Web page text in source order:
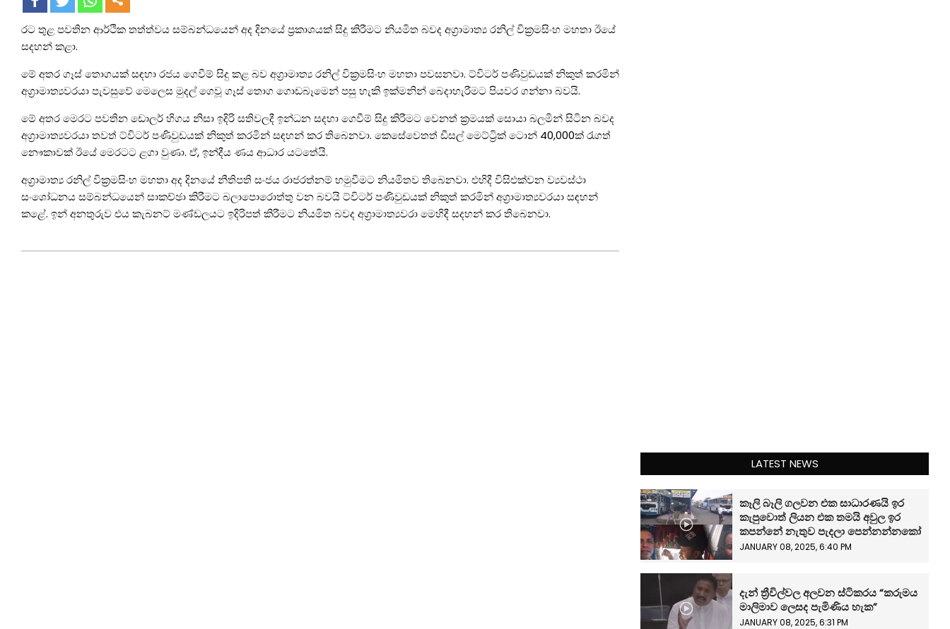
රට තුළ පවතින ආර්ථික තත්ත්වය සම්බන්ධයෙන් අද දිනයේ ප්‍රකාශයක් සිදු කිරීමට නියමිත බවද අග්‍රාමාත්‍ය රනිල් වික්‍රමසිංහ මහතා ඊයේ
සදහන් කළා.
මේ අතර ගෑස් තොගයක් සඳහා රජය ගෙවීම් සිදු කළ බව අග්‍රාමාත්‍ය රනිල් වික්‍රමසිංහ මහතා පවසනවා. ට්විටර් පණිවුඩයක් නිකුත් කරමින්
අග්‍රාමාත්‍යවරයා පැවසුවේ මෙලෙස මුදල් ගෙවූ ගෑස් තොග ගොඩබෑමෙන් පසු හැකි ඉක්මනින් බෙදාහැරීමට පියවර ගන්නා බවයි.
මේ අතර මෙරට පවතින ඩොලර් හිගය නිසා ඉදිරි සතිවලදී ඉන්ධන සදහා ගෙවීම් සිදු කිරීමට වෙනත් ක්‍රමයක් සොයා බලමින් සිටින බවද
අග්‍රාමාත්‍යවරයා තවත් ට්විටර් පණිවුඩයක් නිකුත් කරමින් සඳහන් කර තිබෙනවා. කෙසේවෙතත් ඩීසල් මෙට්ට්‍රික් ටොන් 40,000ක් රැගත්
නෞකාවක් ඊයේ මෙරටට ළගා වුණා. ඒ, ඉන්දීය ණය ආධාර යටතේයි.
අග්‍රාමාත්‍ය රනිල් වික්‍රමසිංහ මහතා අද දිනයේ නීතිපති සංජය රාජරත්නම් හමුවීමට නියමිතව තිබෙනවා. එහිදී විසිඑක්වන ව්‍යවස්ථා
සංශෝධනය සම්බන්ධයෙන් සාකච්ඡා කිරීමට බලාපොරොත්තු වන බවයි ට්විටර් පණිවුඩයක් නිකුත් කරමින් අග්‍රාමාත්‍යවරයා සඳහන්
කළේ. ඉන් අනතුරුව එය කැබනට් මණ්ඩලයට ඉදිරිපත් කිරීමට නියමිත බවද අග්‍රාමාත්‍යවරා මෙහිදී සදහන් කර තිබෙනවා.
LATEST NEWS
කෑලි බෑලි ගලවන එක සාධාරණයි ඉර
කැපුවොත් ලියන එක තමයි අවුල ඉර
කපන්නේ නැතුව පැදලා පෙන්නන්නකෝ
JANUARY 08, 2025, 6:40 PM
දැන් ත්‍රීවිල්වල අලවන ස්ටිකරය “කරුමය
මාලිමාව ලෙසද පැමිණිය හැක”
JANUARY 08, 2025, 6:31 PM